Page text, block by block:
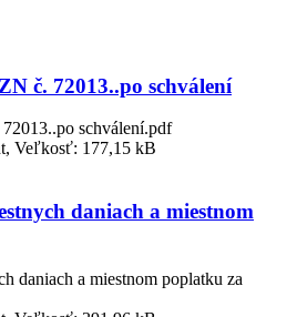
č. 72013..po schválení
schválení.pdf
Veľkosť: 177,15 kB
daniach a miestnom
daniach a miestnom poplatku za